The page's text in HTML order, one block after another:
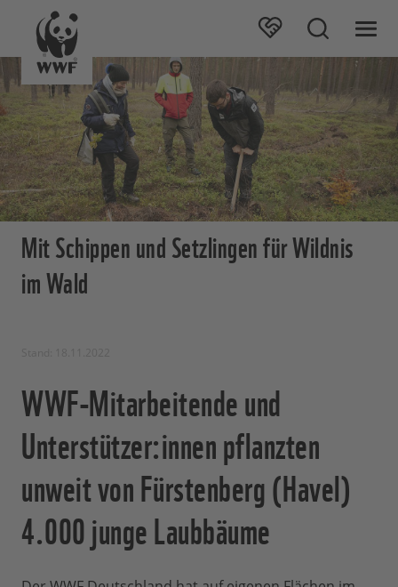
Mit Schippen und Setzlingen für Wildnis
im Wald
WWF-Mitarbeitende und
Unterstützer:innen pflanzten
unweit von Fürstenberg (Havel)
4.000 junge Laubbäume